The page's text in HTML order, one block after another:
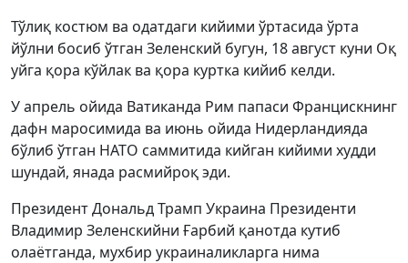
Тўлиқ костюм ва одатдаги кийими ўртасида ўрта
йўлни босиб ўтган Зеленский бугун, 18 август куни Оқ
уйга қора кўйлак ва қора куртка кийиб келди.
У апрель ойида Ватиканда Рим папаси Францискнинг
дафн маросимида ва июнь ойида Нидерландияда
бўлиб ўтган НАТО саммитида кийган кийими худди
шундай, янада расмийроқ эди.
Президент Дональд Трамп Украина Президенти
Владимир Зеленскийни Ғарбий қанотда кутиб
олаётганда, мухбир украиналикларга нима